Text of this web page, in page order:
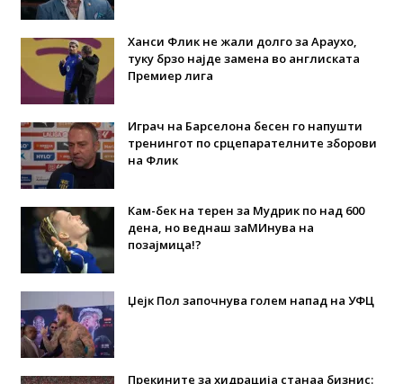
Ханси Флик не жали долго за Араухо,
туку брзо најде замена во англиската
Премиер лига
Играч на Барселона бесен го напушти
тренингот по срцепарателните зборови
на Флик
Кам-бек на терен за Мудрик по над 600
дена, но веднаш заМИнува на
позајмица!?
Џејк Пол започнува голем напад на УФЦ
Прекините за хидрација станаа бизнис: